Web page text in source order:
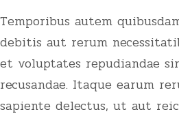
Temporibus autem
debitis aut rerum
et voluptates repudiandae
recusandae. Itaque earum
sapiente delectus, ut aut